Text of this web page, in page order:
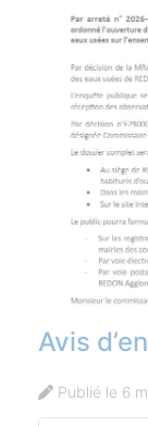
Avis
Publié le 6